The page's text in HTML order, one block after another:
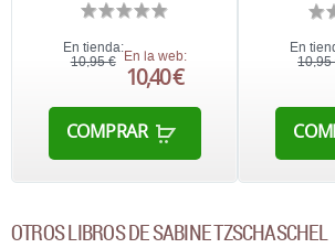
En tienda:
10,95 € En la web:
10,40 €
COMPRAR
En
10,95
OTROS LIBROS DE SABINE TZSCHASCHEL